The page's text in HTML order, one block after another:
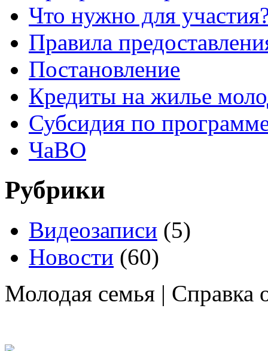
Что нужно для
Правила
Постановление
Кредиты на жилье
Субсидия по
ЧаВО
Рубрики
Видеозаписи (5)
Новости (60)
Молодая семья |